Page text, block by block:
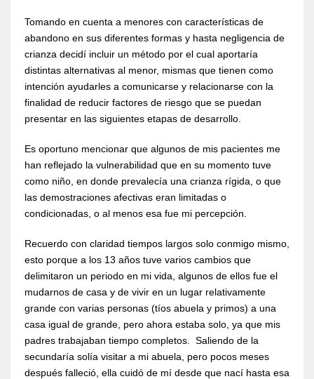
Tomando en cuenta a menores con características de
abandono en sus diferentes formas y hasta negligencia de
crianza decidí incluir un método por el cual aportaría
distintas alternativas al menor, mismas que tienen como
intención ayudarles a comunicarse y relacionarse con la
finalidad de reducir factores de riesgo que se puedan
presentar en las siguientes etapas de desarrollo.
Es oportuno mencionar que algunos de mis pacientes me
han reflejado la vulnerabilidad que en su momento tuve
como niño, en donde prevalecía una crianza rígida, o que
las demostraciones afectivas eran limitadas o
condicionadas, o al menos esa fue mi percepción.
Recuerdo con claridad tiempos largos solo conmigo mismo,
esto porque a los 13 años tuve varios cambios que
delimitaron un periodo en mi vida, algunos de ellos fue el
mudarnos de casa y de vivir en un lugar relativamente
grande con varias personas (tíos abuela y primos) a una
casa igual de grande, pero ahora estaba solo, ya que mis
padres trabajaban tiempo completos. Saliendo de la
secundaría solía visitar a mi abuela, pero pocos meses
después falleció, ella cuidó de mí desde que nací hasta esa